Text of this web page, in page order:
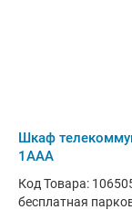
Шкаф
1ААА
Код Товара:
бесплатная